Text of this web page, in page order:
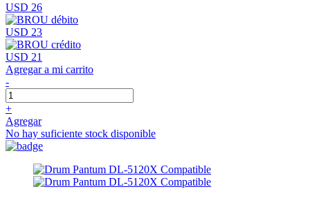
USD 26
USD 23
USD 21
Agregar a mi carrito
-
+
Agregar
No hay suficiente stock disponible